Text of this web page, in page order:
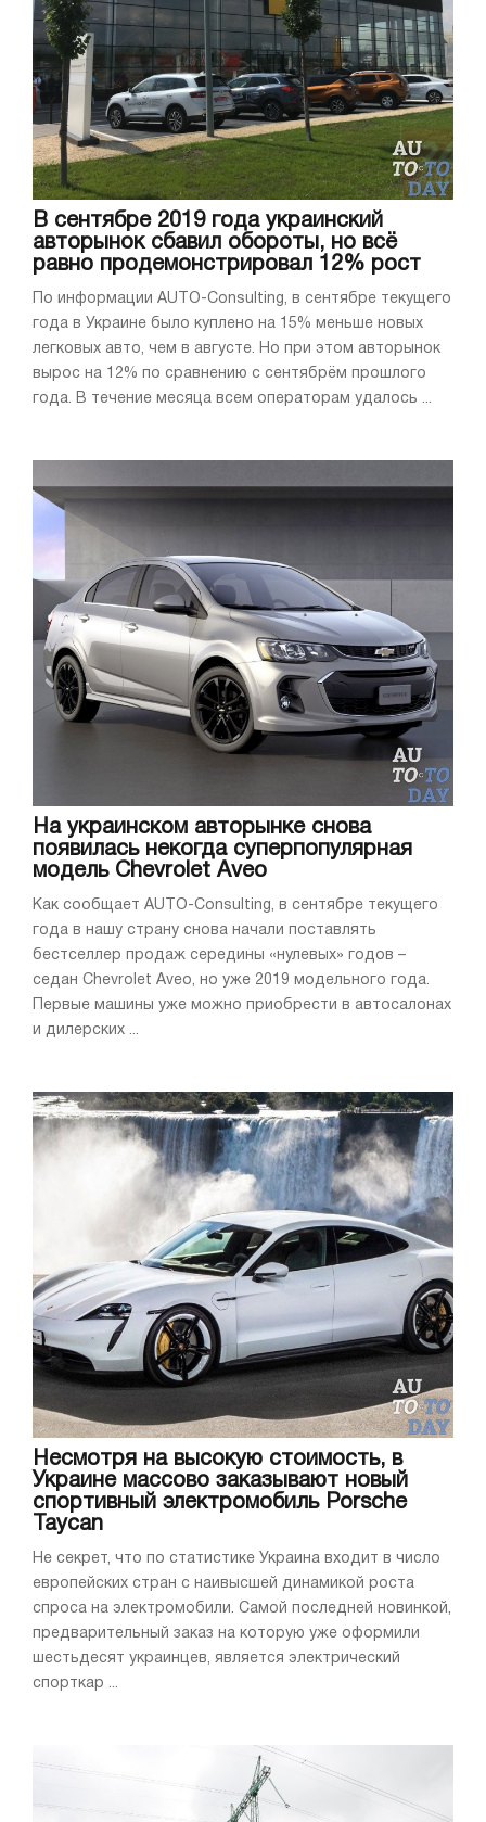
В сентябре 2019 года украинский
авторынок сбавил обороты, но всё
равно продемонстрировал 12% рост
По информации AUTO-Consulting, в сентябре текущего
года в Украине было куплено на 15% меньше новых
легковых авто, чем в августе. Но при этом авторынок
вырос на 12% по сравнению с сентябрём прошлого
года. В течение месяца всем операторам удалось ...
На украинском авторынке снова
появилась некогда суперпопулярная
модель Chevrolet Aveo
Как сообщает AUTO-Consulting, в сентябре текущего
года в нашу страну снова начали поставлять
бестселлер продаж середины «нулевых» годов –
седан Chevrolet Aveo, но уже 2019 модельного года.
Первые машины уже можно приобрести в автосалонах
и дилерских ...
Несмотря на высокую стоимость, в
Украине массово заказывают новый
спортивный электромобиль Porsche
Taycan
Не секрет, что по статистике Украина входит в число
европейских стран с наивысшей динамикой роста
спроса на электромобили. Самой последней новинкой,
предварительный заказ на которую уже оформили
шестьдесят украинцев, является электрический
спорткар ...